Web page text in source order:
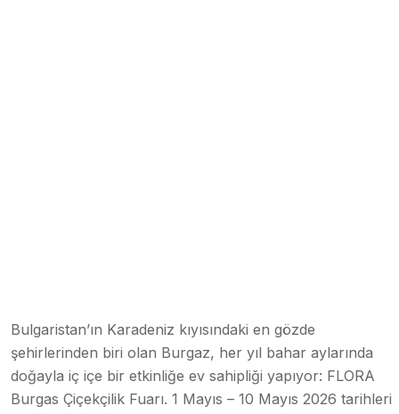
Bulgaristan’ın Karadeniz kıyısındaki en gözde
şehirlerinden biri olan Burgaz, her yıl bahar aylarında
doğayla iç içe bir etkinliğe ev sahipliği yapıyor: FLORA
Burgas Çiçekçilik Fuarı. 1 Mayıs – 10 Mayıs 2026 tarihleri